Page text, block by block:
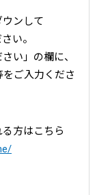
ンして
い。
い」の欄に、
ご入力くださ
方はこちら